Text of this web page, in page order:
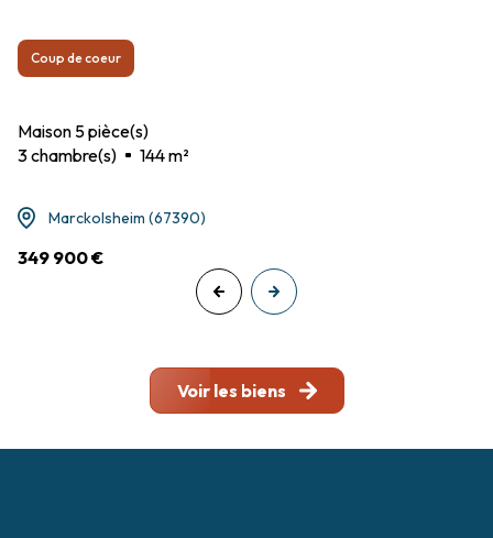
Coup de coeur
Maison 5 pièce(s)
3 chambre(s)
144 m²
Marckolsheim (67390)
349 900 €
Voir les biens